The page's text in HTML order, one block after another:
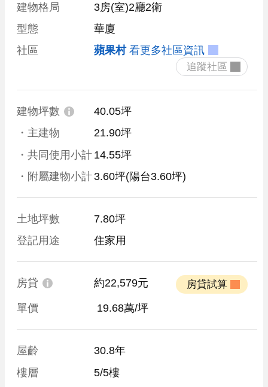
建物格局
3房(室)2廳2衛
型態
華廈
社區
蘋果村 看更多社區資訊
建物坪數
40.05坪
・主建物
21.90坪
・共同使用小計 14.55坪
・附屬建物小計 3.60坪(陽台3.60坪)
土地坪數
7.80坪
登記用途
住家用
房貸 約22,579元
單價 19.68萬/坪
屋齡
30.8年
樓層
5/5樓